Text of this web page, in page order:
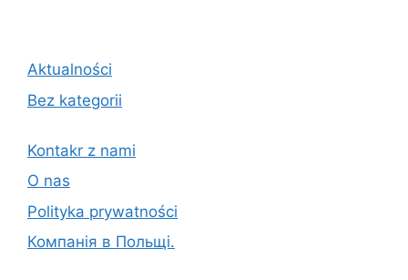
Aktualności
Bez kategorii
Kontakr z nami
O nas
Polityka prywatności
Компанія в Польщі.